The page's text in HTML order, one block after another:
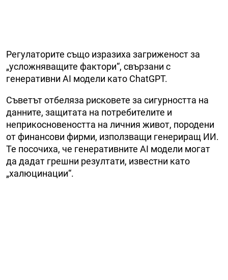
Регулаторите също изразиха загриженост за
„усложняващите фактори“, свързани с
генеративни AI модели като ChatGPT.
Съветът отбеляза рисковете за сигурността на
данните, защитата на потребителите и
неприкосновеността на личния живот, породени
от финансови фирми, използващи генериращ ИИ.
Те посочиха, че генеративните AI модели могат
да дадат грешни резултати, известни като
„халюцинации“.